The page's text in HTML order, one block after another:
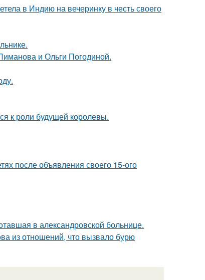
в Индию на вечеринку в честь своего
и Ольги Погодиной.
к роли будущей королевы.
после объявления своего 15-ого
в александровской больнице.
из отношений, что вызвало бурю